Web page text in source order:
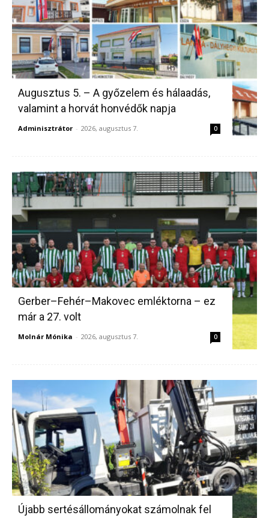
Augusztus 5. – A győzelem és hálaadás,
valamint a horvát honvédők napja
Adminisztrátor - 2026, augusztus 7. 0
Gerber–Fehér–Makovec emléktorna – ez
már a 27. volt
Molnár Mónika - 2026, augusztus 7. 0
Újabb sertésállományokat számolnak fel